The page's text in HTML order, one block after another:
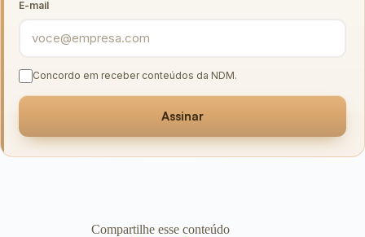
E-mail
Concordo em receber conteúdos da NDM.
Assinar
Compartilhe esse conteúdo